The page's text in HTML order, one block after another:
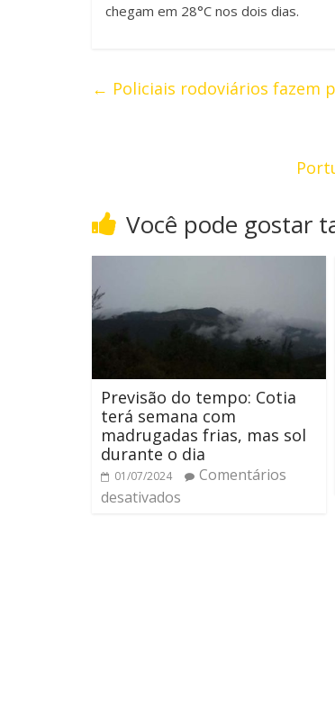
chegam em 28°C nos dois dias.
← Policiais rodoviários fazem
Você pode gostar
Previsão do tempo: Cotia
terá semana com
madrugadas frias, mas sol
durante o dia
01/07/2024
Comentários
desativados